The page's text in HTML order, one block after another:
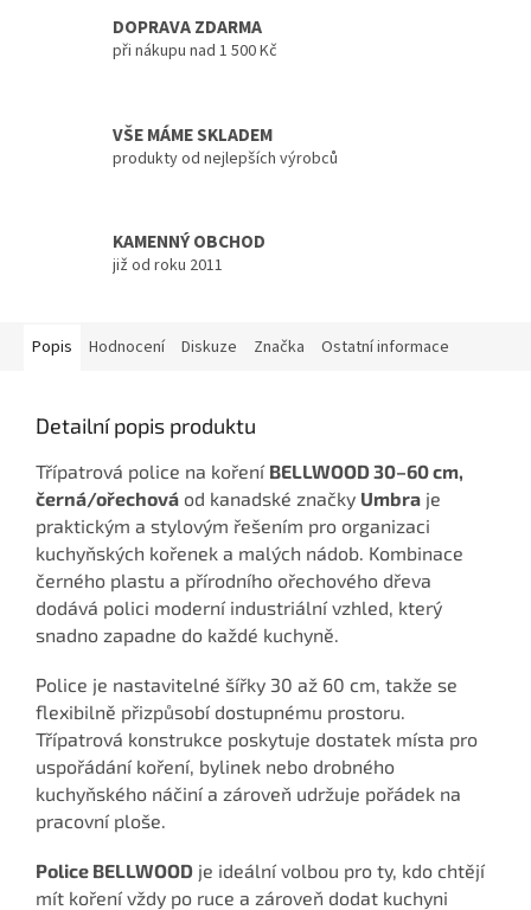
DOPRAVA ZDARMA
při nákupu nad 1 500 Kč
VŠE MÁME SKLADEM
produkty od nejlepších výrobců
KAMENNÝ OBCHOD
již od roku 2011
Popis Hodnocení Diskuze Značka Ostatní informace
Detailní popis produktu
Třípatrová police na koření BELLWOOD 30–60 cm,
černá/ořechová od kanadské značky Umbra je
praktickým a stylovým řešením pro organizaci
kuchyňských kořenek a malých nádob. Kombinace
černého plastu a přírodního ořechového dřeva
dodává polici moderní industriální vzhled, který
snadno zapadne do každé kuchyně.
Police je nastavitelné šířky 30 až 60 cm, takže se
flexibilně přizpůsobí dostupnému prostoru.
Třípatrová konstrukce poskytuje dostatek místa pro
uspořádání koření, bylinek nebo drobného
kuchyňského náčiní a zároveň udržuje pořádek na
pracovní ploše.
Police BELLWOOD je ideální volbou pro ty, kdo chtějí
mít koření vždy po ruce a zároveň dodat kuchyni